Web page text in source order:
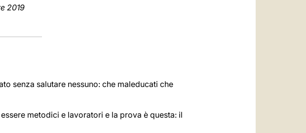
2019
senza salutare nessuno: che maleducati che
metodici e lavoratori e la prova è questa: il